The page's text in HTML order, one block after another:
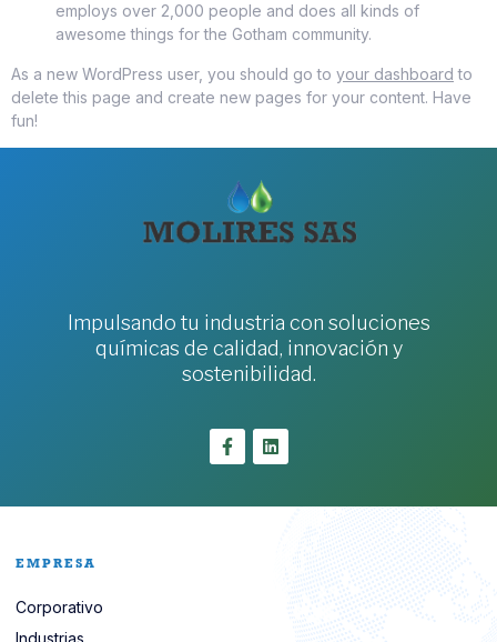
employs over 2,000 people and does all kinds of
awesome things for the Gotham community.
As a new WordPress user, you should go to your dashboard to
delete this page and create new pages for your content. Have
fun!
Impulsando tu industria con soluciones
químicas de calidad, innovación y
sostenibilidad.
EMPRESA
Corporativo
Industrias